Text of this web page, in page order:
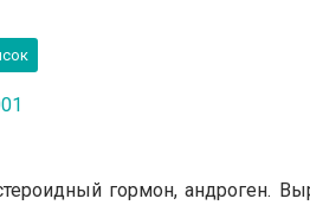
гормон, андроген.